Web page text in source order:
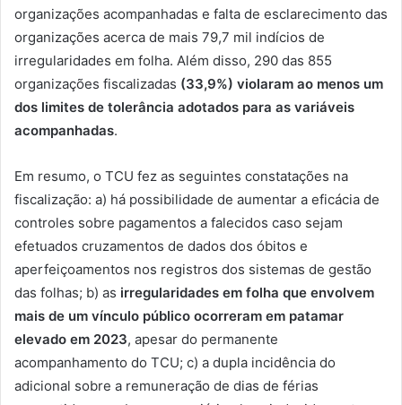
organizações acompanhadas e falta de esclarecimento das
organizações acerca de mais 79,7 mil indícios de
irregularidades em folha. Além disso, 290 das 855
organizações fiscalizadas (33,9%) violaram ao menos um
dos limites de tolerância adotados para as variáveis
acompanhadas.
Em resumo, o TCU fez as seguintes constatações na
fiscalização: a) há possibilidade de aumentar a eficácia de
controles sobre pagamentos a falecidos caso sejam
efetuados cruzamentos de dados dos óbitos e
aperfeiçoamentos nos registros dos sistemas de gestão
das folhas; b) as irregularidades em folha que envolvem
mais de um vínculo público ocorreram em patamar
elevado em 2023, apesar do permanente
acompanhamento do TCU; c) a dupla incidência do
adicional sobre a remuneração de dias de férias